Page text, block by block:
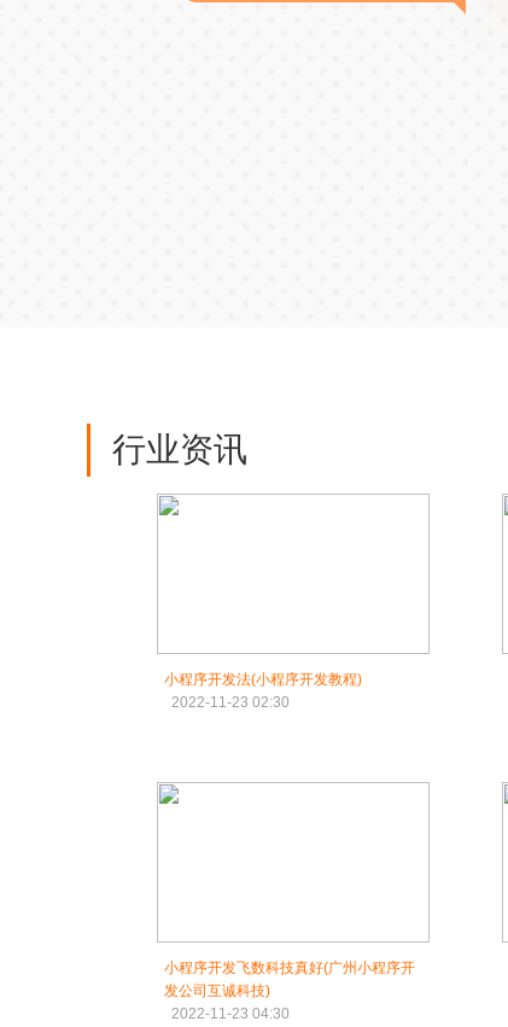
行业资讯
小程序开发法(小程序开发教程)
2022-11-23 02:30
小程序开发飞数科技真好(广州小程序开
发公司互诚科技)
2022-11-23 04:30